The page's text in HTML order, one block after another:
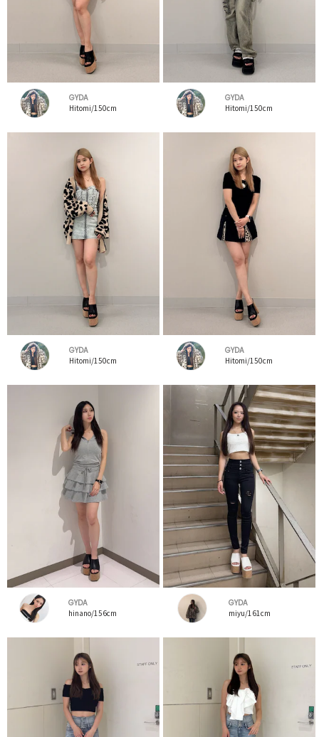
GYDA
Hitomi/150cm
GYDA
Hitomi/150cm
GYDA
Hitomi/150cm
GYDA
Hitomi/150cm
GYDA
hinano/156cm
GYDA
miyu/161cm